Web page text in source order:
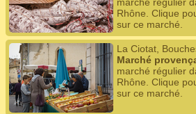
Rhône. Clique
sur ce marché.
La Ciotat,
Marché
marché régulier
Rhône. Clique
sur ce marché.